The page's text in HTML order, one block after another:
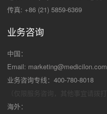
传真: +86 (21) 5859-6369
业务咨询
中国：
Email: marketing@medicilon.com
业务咨询专线：400-780-8018
海外：